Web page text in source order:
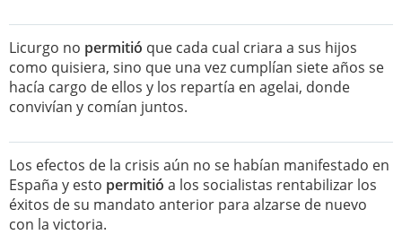
Licurgo no permitió que cada cual criara a sus hijos
como quisiera, sino que una vez cumplían siete años se
hacía cargo de ellos y los repartía en agelai, donde
convivían y comían juntos.
Los efectos de la crisis aún no se habían manifestado en
España y esto permitió a los socialistas rentabilizar los
éxitos de su mandato anterior para alzarse de nuevo
con la victoria.